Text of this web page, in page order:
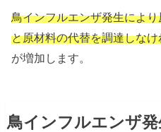
鳥インフルエンザ発生によ
と原材料の代替を調達しな
が増加します。
鳥インフルエンザ